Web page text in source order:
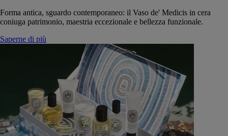
Forma antica, sguardo contemporaneo: il Vaso de' Medicis in cera
coniuga patrimonio, maestria eccezionale e bellezza funzionale.
Saperne di più